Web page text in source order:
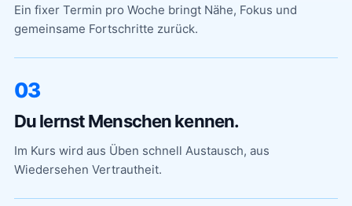
Ein fixer Termin pro Woche bringt Nähe, Fokus und
gemeinsame Fortschritte zurück.
03
Du lernst Menschen kennen.
Im Kurs wird aus Üben schnell Austausch, aus
Wiedersehen Vertrautheit.